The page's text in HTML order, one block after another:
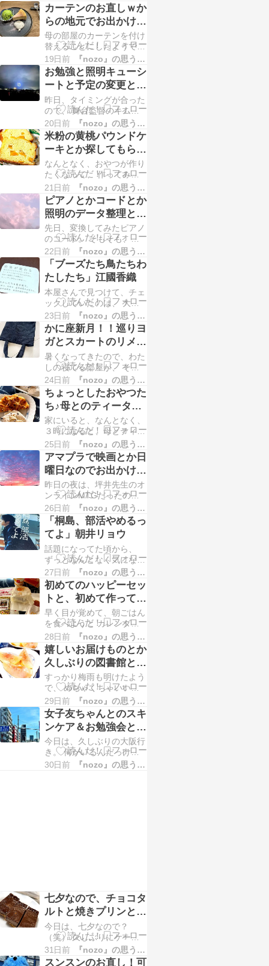
カーテンのお直しｗか
らの地元でお出かけ
「おいしんぼう亭」さ
んと「KIKU
CAFE&BAR」へ
母の部屋のカーテンを付け
替えることにしたようです
が、 長すぎるから、とい
うことで、 ミシンで短く
することに。 母が、希望
サイズにはかって、準備し
てくれてたのですが、 す
べて、しつけがしてありま
した！！ さすが母！！！ 4
枚あったので、全部縫って
みたのですが、 そのまま
の状態で、…
19日前 『nozo』の思うことあれこれ
お勉強と照明キューシ
ートと予定の変更とお
出かけと花火と打ち合
わせとｗ
昨日、タイミングが合った
ので、 舞台監督のキム兄
と打ち合わせ。 今回、い
ろいろ大変そうなので、
早めに照明のキューシート
を出してもらえたら・・・
とのことだったので、 昨
日の夜から、キューシート
作り。 キューシート、と
いうのは、照明の変化とか
のきっかけ（キュー）を
書き出していく…
20日前 『nozo』の思うことあれこれ
米粉の黄桃パウンドケ
ーキとか探してもらっ
たラジオペンチとか、
錆取りとかｗ
なんとなく、おやつが作り
たくなって、 作ってみて
いたのは、米粉のパウンド
ケーキ。 バナナとくるみ
が入ったレシピでしたが、
冷蔵庫に入ってた黄桃の缶
詰を使ってみることに。
なんとなく、フルーツが入
ったケーキが食べたくなっ
たので。 ケーキの上に、
トッピングをしたいところ
ですが、 毎…
21日前 『nozo』の思うことあれこれ
ピアノとかコードとか
照明のデータ整理とか
照明仕込み図とか。
先日、変換してみたピアノ
のコード。 そもそも、コ
ードを変換するってこと
は、キーが変わるってこと
で。 スタートの「D」のコ
ードを「C」に変えるとい
いと 教えてもらったの
で、 そのまま、他のコー
ドも替えてみたのですが、
歌ってみたら、低っ！！！
ってなって（笑） そりゃ
そうですよね。…
22日前 『nozo』の思うことあれこれ
「ブーズたち鳥たちわ
たしたち」江國香織
本屋さんで見つけて、チェ
ックしていたのは、 大好
きな江國香織さんの「ブー
ズたち 鳥たち わたした
ち」 去年の12月に出てた
本です＾＾ 図書館で見つ
けて借りてきた１冊。 帯
には、 世界が変わる 極上
のクラムチャウダーを求め
てロードアイランドを訪ね
た恵理加初めて両親のもと
を離れてキ…
23日前 『nozo』の思うことあれこれ
かに座新月！！巡りヨ
ガとスカートのリメイ
ク！黒いレースのバッ
グを作ってみました＾
＾
暑くなってきたので、わた
しの寝てる部屋が、 それ
はそれは、温室みたいにな
っておりましてｗ 陽が昇
ってくると、どんどん室内
温度が上昇。 扇風機をか
けて、だらだら過ごしてい
るのですが、 もう限
界！！！ってなって（笑）
早起きせざるを得ない状態
ｗ いや、早く起きたらい
いだけなんですけ…
24日前 『nozo』の思うことあれこれ
ちょっとしたおやつた
ち♪母とのティータイ
ムはおやつ付きですｗ
ｗ
家にいると、なんとなく、
３時になると、母とティー
タイム（笑） なんか用事
をしていても、３時にはお
茶にするという。 ちょっ
としたスイーツやおやつを
食べながら、 おやつに合
わせて、コーヒーだった
り、紅茶だったり、緑茶だ
ったりｗ あ、おやつと言
っても、家にあるものでｗ
もらってたワ…
25日前 『nozo』の思うことあれこれ
アマプラで映画とか日
曜日なのでお出かけと
か蓮の花とかハッピー
セットとかｗｗ
昨日の夜は、坪井先生のオ
ンラインMTGだったので
すが、 思ってるより早く
終わったので、 途中まで
見ていた映画「366日」を
深夜まで。 映像の美しさ
と、HYさんの音楽も相ま
って、なんとも美しい映画
でした。 仲良し女子友ち
ゃんから、見てみて欲しい
と言われていて 見てみた
のですが、 …
26日前 『nozo』の思うことあれこれ
「桐島、部活やめるっ
てよ」朝井リョウ
話題になってた頃から、
ずっとなんとなく気になっ
ていたのは、 朝井リョウ
さんの「桐島、部活やめる
ってよ」 大学在学中の
2009年に小説すばる新人
賞をとられてたので、 17
年前・・・・（笑） ｗｗ
なかなか手に取ることがな
かったのですが、 綿谷り
ささんの「生のみ生のまま
で」で対談…
27日前 『nozo』の思うことあれこれ
初めてのハッピーセッ
トと、初めて作ってみ
たラタトゥイユと、そ
して桃とｗｗ
早く目が覚めて、朝ごはん
を食べようと カレンダー
を見たら、7月10日。
あ！！と思い出して、ドラ
イブスルーへ。 生まれて
はじめての、ハッピーセッ
トｗｗ ハッピーセットに
ついてる 西野さんの「え
んとつ町のプペル」のえほ
ん 「えんとつ町のプペル
をさがせ」が欲しくて、
ハッピーセット…
28日前 『nozo』の思うことあれこれ
嬉しいお届けものとか
久しぶりの図書館とか
大量のお野菜とか初め
てのズッキーニとか初
物の桃とか♪
すっかり梅雨も明けたよう
で、 めちゃくちゃいいお
天気！ お昼ごはんに紫蘇
が使いたいと、母の庭に探
しに行ってみたら、 大き
な葉っぱは傷んでました
が、小さいのが少し。 ひ
とり分だけなので、十分で
すｗ 百日紅も咲き始めて
29日前 『nozo』の思うことあれこれ
女子友ちゃんとのスキ
ンケア＆お勉強会とお
にぎりと「LIVE」の
ドレリハと（笑）
今日は、久しぶりの大阪行
き。 何がいるんだっけ？
（笑） 遅めの朝ごはんだ
30日前 『nozo』の思うことあれこれ
七夕なので、チョコタ
ルトと焼きプリンと懐
かしいがいっぱいの音
楽番組と。
今日は、七夕なので？
（笑） 久しぶりにケーキ
とプリンを♪ ケーキは、い
つものチョコタルト。
31日前 『nozo』の思うことあれこれ
スンスンのお直し！可